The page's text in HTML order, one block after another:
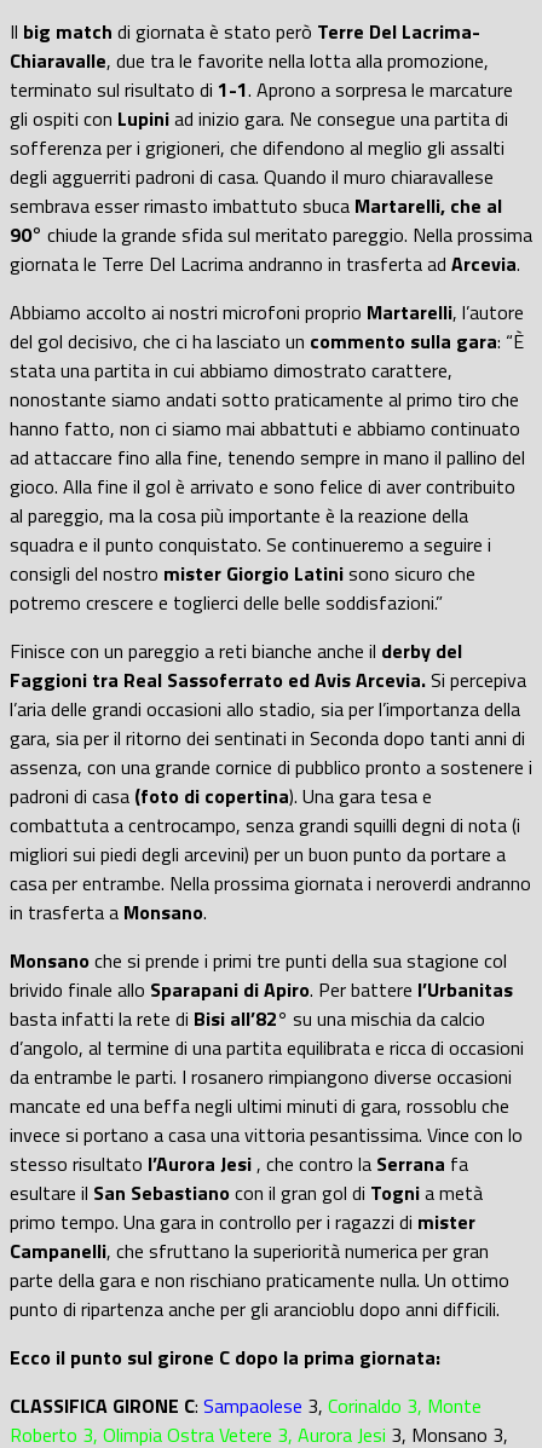
Il big match di giornata è stato però Terre Del Lacrima-
Chiaravalle, due tra le favorite nella lotta alla promozione,
terminato sul risultato di 1-1. Aprono a sorpresa le marcature
gli ospiti con Lupiniad inizio gara. Ne consegue una partita di
sofferenza per i grigioneri, che difendono al meglio gli assalti
degli agguerriti padroni di casa. Quando il muro chiaravallese
sembrava esser rimasto imbattuto sbuca Martarelli, che al
90° chiude la grande sfida sul meritato pareggio. Nella prossima
giornata le Terre Del Lacrima andranno in trasferta ad Arcevia.
Abbiamo accolto ai nostri microfoni proprio Martarelli, l’autore
del gol decisivo, che ci ha lasciato un commento sulla gara: “È
stata una partita in cui abbiamo dimostrato carattere,
nonostante siamo andati sotto praticamente al primo tiro che
hanno fatto, non ci siamo mai abbattuti e abbiamo continuato
ad attaccare fino alla fine, tenendo sempre in mano il pallino del
gioco. Alla fine il gol è arrivato e sono felice di aver contribuito
al pareggio, ma la cosa più importante è la reazione della
squadra e il punto conquistato. Se continueremo a seguire i
consigli del nostro mister Giorgio Latinisono sicuro che
potremo crescere e toglierci delle belle soddisfazioni.”
Finisce con un pareggio a reti bianche anche il derby del
Faggioni tra Real Sassoferrato ed Avis Arcevia.Si percepiva
l’aria delle grandi occasioni allo stadio, sia per l’importanza della
gara, sia per il ritorno dei sentinati in Seconda dopo tanti anni di
assenza, con una grande cornice di pubblico pronto a sostenere i
padroni di casa (foto di copertina). Una gara tesa e
combattuta a centrocampo, senza grandi squilli degni di nota (i
migliori sui piedi degli arcevini) per un buon punto da portare a
casa per entrambe. Nella prossima giornata i neroverdi andranno
in trasferta a Monsano.
Monsanoche si prende i primi tre punti della sua stagione col
brivido finale allo Sparapani di Apiro. Per battere l’Urbanitas
basta infatti la rete di Bisi all’82° su una mischia da calcio
d’angolo, al termine di una partita equilibrata e ricca di occasioni
da entrambe le parti. I rosanero rimpiangono diverse occasioni
mancate ed una beffa negli ultimi minuti di gara, rossoblu che
invece si portano a casa una vittoria pesantissima. Vince con lo
stesso risultato l’Aurora Jesi, che contro la Serrana fa
esultare il San Sebastianocon il gran gol di Tognia metà
primo tempo. Una gara in controllo per i ragazzi di mister
Campanelli, che sfruttano la superiorità numerica per gran
parte della gara e non rischiano praticamente nulla. Un ottimo
punto di ripartenza anche per gli arancioblu dopo anni difficili.
Ecco il punto sul girone C dopo la prima giornata:
CLASSIFICA GIRONE C: Sampaolese 3, Corinaldo 3, Monte
Roberto 3, Olimpia Ostra Vetere 3, Aurora Jesi 3, Monsano 3,